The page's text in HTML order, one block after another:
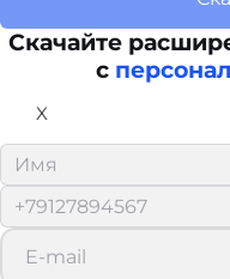
Скачайте
с
X